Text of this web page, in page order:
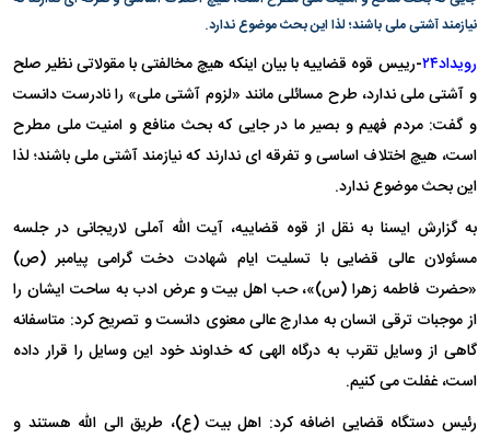
نیازمند آشتی ملی باشند؛ لذا این بحث موضوع ندارد.
رویداد۲۴ -رییس قوه قضاییه با بیان اینکه هیچ مخالفتی با مقولاتی نظیر صلح
و آشتی ملی ندارد، طرح مسائلی مانند «لزوم آشتی ملی» را نادرست دانست
و گفت: مردم فهیم و بصیر ما در جایی که بحث منافع و امنیت ملی مطرح
است، هیچ اختلاف اساسی و تفرقه ای ندارند که نیازمند آشتی ملی باشند؛ لذا
این بحث موضوع ندارد.
به گزارش ایسنا به نقل از قوه قضاییه، آیت الله آملی لاریجانی در جلسه
مسئولان عالی قضایی با تسلیت ایام شهادت دخت گرامی پیامبر (ص)
«حضرت فاطمه زهرا (س)»، حب اهل بیت و عرض ادب به ساحت ایشان را
از موجبات ترقی انسان به مدارج عالی معنوی دانست و تصریح کرد: متاسفانه
گاهی از وسایل تقرب به درگاه الهی که خداوند خود این وسایل را قرار داده
است، غفلت می کنیم.
رئیس دستگاه قضایی اضافه کرد: اهل بیت (ع)، طریق الی الله هستند و